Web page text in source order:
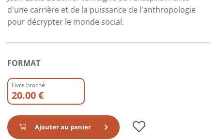
d'une carrière et de la puissance de l'anthropologie
pour décrypter le monde social.
FORMAT
Livre broché
20.00 €
Ajouter au panier